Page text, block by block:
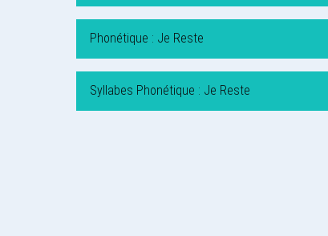
Phonétique : Je Reste
Syllabes Phonétique : Je Reste